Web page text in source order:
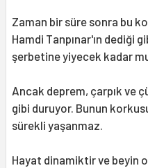
Zaman bir süre sonra bu
Hamdi Tanpınar'ın dediği
şerbetine yiyecek kadar
Ancak deprem, çarpık ve
gibi duruyor. Bunun
sürekli yaşanmaz.
Hayat dinamiktir ve beyin